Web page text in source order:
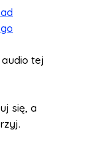
audio tej
się, a